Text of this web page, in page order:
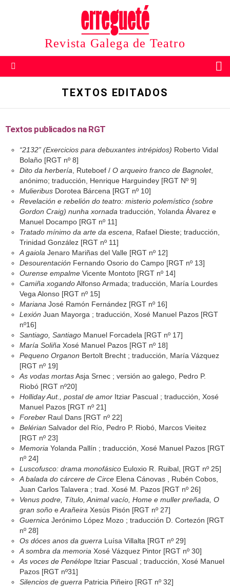
Revista Galega de Teatro
TEXTOS EDITADOS
Textos publicados na RGT
“2132” (Exercicios para debuxantes intrépidos) Roberto Vidal
Bolaño [RGT nº 8]
Dito da herbería, Ruteboef / O arqueiro franco de Bagnolet,
anónimo; traducción, Henrique Harguindey [RGT Nº 9]
Mulieribus Dorotea Bárcena [RGT nº 10]
Revelación e rebelión do teatro: misterio polemístico (sobre
Gordon Craig) nunha xornada traducción, Yolanda Álvarez e
Manuel Docampo [RGT nº 11]
Tratado mínimo da arte da escena, Rafael Dieste; traducción,
Trinidad González [RGT nº 11]
A gaiola Jenaro Mariñas del Valle [RGT nº 12]
Desourentación Fernando Osorio do Campo [RGT nº 13]
Ourense empalme Vicente Montoto [RGT nº 14]
Camiña xogandoAlfonso Armada; traducción, María Lourdes
Vega Alonso [RGT nº 15]
Mariana José Ramón Fernández [RGT nº 16]
Lexión Juan Mayorga ; traducción, Xosé Manuel Pazos [RGT
nº16]
Santiago, Santiago Manuel Forcadela [RGT nº 17]
María Soliña Xosé Manuel Pazos [RGT nº 18]
Pequeno Organon Bertolt Brecht ; traducción, María Vázquez
[RGT nº 19]
As vodas mortasAsja Srnec ; versión ao galego, Pedro P.
Riobó [RGT nº20]
Holliday Aut., postal de amor Itziar Pascual ; traducción, Xosé
Manuel Pazos [RGT nº 21]
Foreber Raul Dans [RGT nº 22]
Belérian Salvador del Río, Pedro P. Riobó, Marcos Vieitez
[RGT nº 23]
Memoria Yolanda Pallín ; traducción, Xosé Manuel Pazos [RGT
nº 24]
Luscofusco: drama monofásico Euloxio R. Ruibal, [RGT nº 25]
A balada do cárcere de Circe Elena Cánovas , Rubén Cobos,
Juan Carlos Talavera ; trad. Xosé M. Pazos [RGT nº 26]
Venus podre, Título, Animal vacío, Home e muller preñada, O
gran soño eArañeira Xesús Pisón [RGT nº 27]
Guernica Jerónimo López Mozo ; traducción D. Cortezón [RGT
nº 28]
Os dóces anos da guerra Luísa Villalta [RGT nº 29]
A sombra da memoria Xosé Vázquez Pintor [RGT nº 30]
As voces de Penélope Itziar Pascual ; traducción, Xosé Manuel
Pazos [RGT nº31]
Silencios de guerra Patricia Piñeiro [RGT nº 32]